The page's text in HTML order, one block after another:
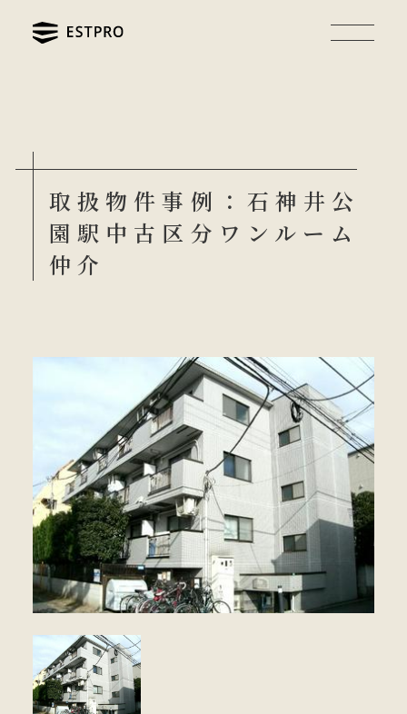
取扱物件事例：石神井公
園駅中古区分ワンルーム
仲介